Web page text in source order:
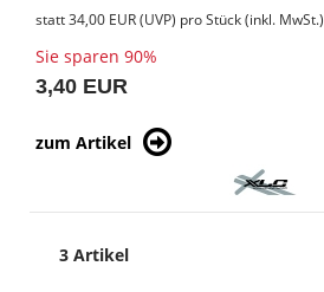
statt34,00 EUR(UVP) pro Stück (inkl. MwSt.)
Sie sparen 90%
3,40 EUR
zum Artikel
3 Artikel